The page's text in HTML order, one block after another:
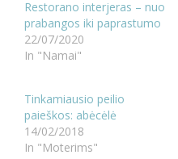
Restorano interjeras – nuo
prabangos iki paprastumo
22/07/2020
In "Namai"
Tinkamiausio peilio
paieškos: abėcėlė
14/02/2018
In "Moterims"